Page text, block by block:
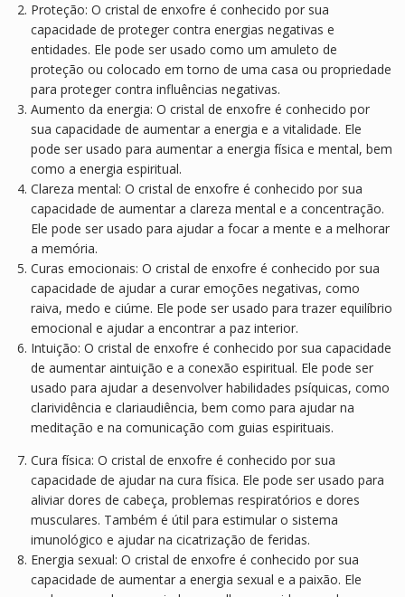
Proteção: O cristal de enxofre é conhecido por sua
capacidade de proteger contra energias negativas e
entidades. Ele pode ser usado como um amuleto de
proteção ou colocado em torno de uma casa ou propriedade
para proteger contra influências negativas.
Aumento da energia: O cristal de enxofre é conhecido por
sua capacidade de aumentar a energia e a vitalidade. Ele
pode ser usado para aumentar a energia física e mental, bem
como a energia espiritual.
Clareza mental: O cristal de enxofre é conhecido por sua
capacidade de aumentar a clareza mental e a concentração.
Ele pode ser usado para ajudar a focar a mente e a melhorar
a memória.
Curas emocionais: O cristal de enxofre é conhecido por sua
capacidade de ajudar a curar emoções negativas, como
raiva, medo e ciúme. Ele pode ser usado para trazer equilíbrio
emocional e ajudar a encontrar a paz interior.
Intuição: O cristal de enxofre é conhecido por sua capacidade
de aumentar aintuição e a conexão espiritual. Ele pode ser
usado para ajudar a desenvolver habilidades psíquicas, como
clarividência e clariaudiência, bem como para ajudar na
meditação e na comunicação com guias espirituais.
Cura física: O cristal de enxofre é conhecido por sua
capacidade de ajudar na cura física. Ele pode ser usado para
aliviar dores de cabeça, problemas respiratórios e dores
musculares. Também é útil para estimular o sistema
imunológico e ajudar na cicatrização de feridas.
Energia sexual: O cristal de enxofre é conhecido por sua
capacidade de aumentar a energia sexual e a paixão. Ele